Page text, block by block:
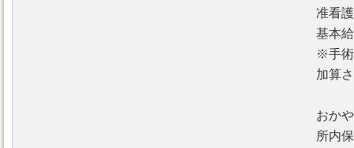
准看
基本
※手術
加算
おか
所内